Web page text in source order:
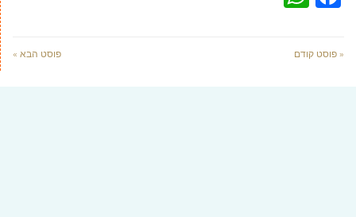
« פוסט קודם פוסט הבא »